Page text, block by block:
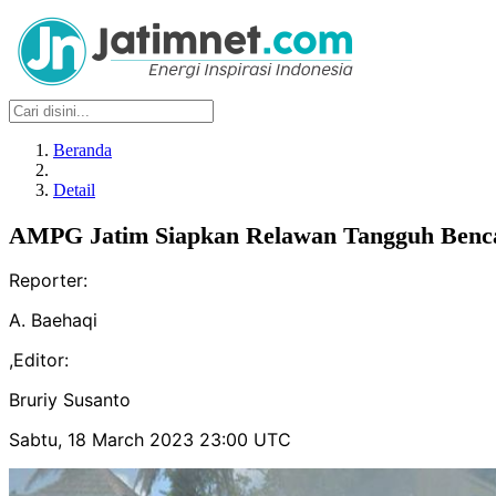
Beranda
Detail
AMPG Jatim Siapkan Relawan Tangguh
Reporter:
A. Baehaqi
,Editor:
Bruriy Susanto
Sabtu, 18 March 2023 23:00 UTC